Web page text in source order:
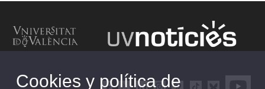
Cookies y política de